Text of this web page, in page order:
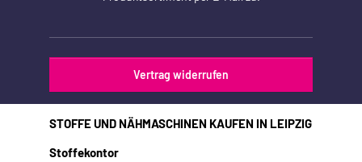
Vertrag widerrufen
STOFFE UND NÄHMASCHINEN KAUFEN IN LEIPZIG
Stoffekontor